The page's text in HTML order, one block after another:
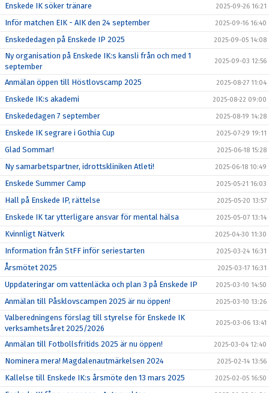
Enskede IK söker tränare 2025-09-26 16:21
Inför matchen EIK - AIK den 24 september 2025-09-16 16:40
Enskededagen på Enskede IP 2025 2025-09-05 14:08
Ny organisation på Enskede IK:s kansli från och med 1
september
2025-09-03 12:56
Anmälan öppen till Höstlovscamp 2025 2025-08-27 11:04
Enskede IK:s akademi 2025-08-22 09:00
Enskededagen 7 september 2025-08-19 14:28
Enskede IK segrare i Gothia Cup 2025-07-29 19:11
Glad Sommar! 2025-06-18 15:28
Ny samarbetspartner, idrottskliniken Atleti! 2025-06-18 10:49
Enskede Summer Camp 2025-05-21 16:03
Hall på Enskede IP, rättelse 2025-05-20 13:57
Enskede IK tar ytterligare ansvar för mental hälsa 2025-05-07 13:14
Kvinnligt Nätverk 2025-04-30 11:30
Information från StFF inför seriestarten 2025-03-24 16:31
Årsmötet 2025 2025-03-17 16:31
Uppdateringar om vattenläcka och plan 3 på Enskede IP 2025-03-10 14:50
Anmälan till Påsklovscampen 2025 är nu öppen! 2025-03-10 13:26
Valberedningens förslag till styrelse för Enskede IK
verksamhetsåret 2025/2026
2025-03-06 13:41
Anmälan till Fotbollsfritids 2025 är nu öppen! 2025-03-04 12:40
Nominera mera! Magdalenautmärkelsen 2024 2025-02-14 13:56
Kallelse till Enskede IK:s årsmöte den 13 mars 2025 2025-02-05 16:50